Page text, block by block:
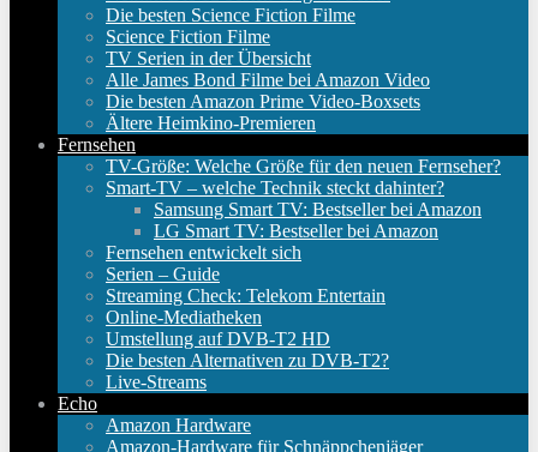
Die besten Science Fiction Filme
Science Fiction Filme
TV Serien in der Übersicht
Alle James Bond Filme bei Amazon Video
Die besten Amazon Prime Video-Boxsets
Ältere Heimkino-Premieren
Fernsehen
TV-Größe: Welche Größe für den neuen Fernseher?
Smart-TV – welche Technik steckt dahinter?
Samsung Smart TV: Bestseller bei Amazon
LG Smart TV: Bestseller bei Amazon
Fernsehen entwickelt sich
Serien – Guide
Streaming Check: Telekom Entertain
Online-Mediatheken
Umstellung auf DVB-T2 HD
Die besten Alternativen zu DVB-T2?
Live-Streams
Echo
Amazon Hardware
Amazon-Hardware für Schnäppchenjäger